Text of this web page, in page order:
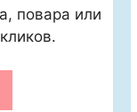
повара или